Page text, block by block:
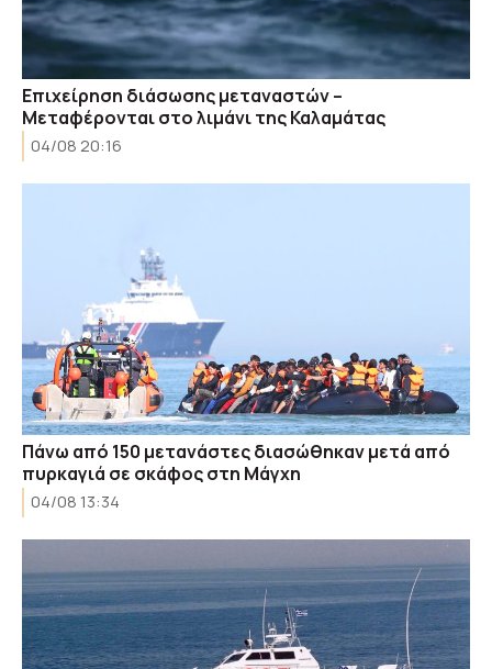
Επιχείρηση διάσωσης μεταναστών –
Μεταφέρονται στο λιμάνι της Καλαμάτας
04/08 20:16
Πάνω από 150 μετανάστες διασώθηκαν μετά από
πυρκαγιά σε σκάφος στη Μάγχη
04/08 13:34